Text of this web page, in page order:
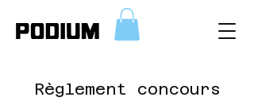
Règlement concours